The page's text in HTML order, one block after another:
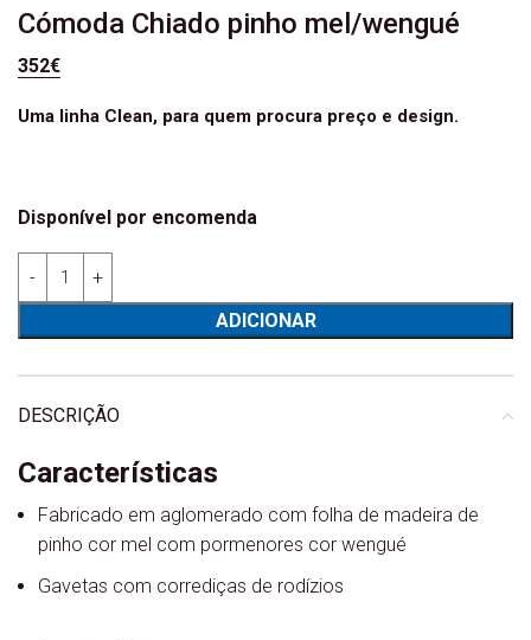
Cómoda Chiado pinho mel/wengué
352€
Uma linha Clean, para quem procura preço e design.
Disponível por encomenda
ADICIONAR
DESCRIÇÃO
Características
Fabricado em aglomerado com folha de madeira de
pinho cor mel com pormenores cor wengué
Gavetas com corrediças de rodízios